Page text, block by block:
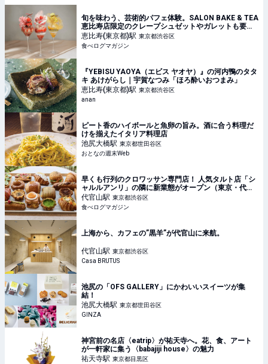
旬を味わう、芸術的パフェ体験。SALON BAKE & TEA
恵比寿店限定のクレープシュゼットやガレットも要チ
ェック（東京・恵比寿） | 食べログマガジン
恵比寿(東京都)駅 東京都渋谷区
食べログマガジン
『YEBISU YAOYA（エビス ヤオヤ）』の河内鴨のタタ
キ あけがらし｜宇賀なつみ「ほろ酔いおつまみ」
恵比寿(東京都)駅 東京都渋谷区
anan
ピート香のハイボールと魚卵の旨み。酒に合う料理だ
けを揃えたイタリア料理店
池尻大橋駅 東京都世田谷区
おとなの週末Web
早くも行列のクロワッサン専門店！ 人気タルト店「シ
ャルルアンリ」の隣に新業態がオープン（東京・代官
山） | 食べログマガジン
代官山駅 東京都渋谷区
食べログマガジン
上海から、カフェの”黒羊”が代官山に来航。
代官山駅 東京都渋谷区
Casa BRUTUS
池尻の「OFS GALLERY」にかわいいスイーツが集
結！
池尻大橋駅 東京都世田谷区
GINZA
神宮前の名店〈eatrip〉が祐天寺へ。花、食、アート
が一軒家に集う〈babajiji house〉の魅力
祐天寺駅 東京都目黒区